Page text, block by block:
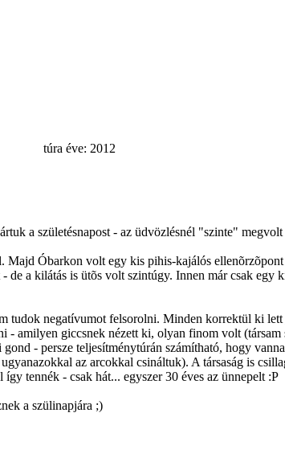
túra éve: 2012
a születésnapost - az üdvözlésnél "szinte"
Óbarkon volt egy kis pihis-kajálós
a kilátás is ütõs volt szintúgy. Innen már csak
negatívumot felsorolni. Minden korrektül ki
amilyen giccsnek nézett ki, olyan finom volt
- persze teljesítménytúrán számítható, hogy
az arcokkal csináltuk). A társaság is
tennék - csak hát... egyszer 30 éves az ünnepelt :P
a szülinapjára ;)